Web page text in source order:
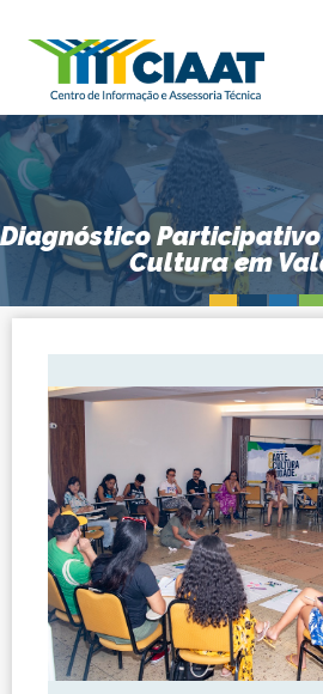
Diagnóstico
Cultura em